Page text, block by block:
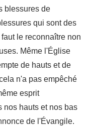
blessures de
qui sont des
le reconnaître non
Même l'Église
de hauts et de
n'a pas empêché
esprit
hauts et nos bas
de l'Évangile.